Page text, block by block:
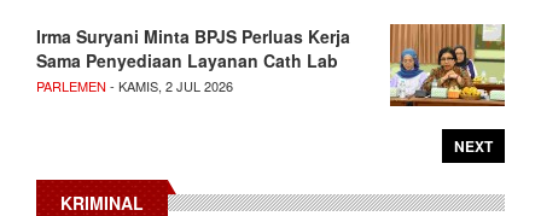
Irma Suryani Minta BPJS Perluas Kerja
Sama Penyediaan Layanan Cath Lab
PARLEMEN - KAMIS, 2 JUL 2026
NEXT
KRIMINAL